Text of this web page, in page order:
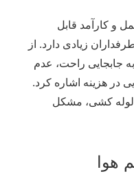
و کارآمد قابل
زیادی دارد. از
جابجایی راحت، عدم
در هزینه اشاره کرد.
لوله کشی، مشکل
هوا